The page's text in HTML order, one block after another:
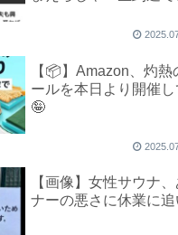
【📦】Amazon、灼熱
ールを本日より開催
🤪
【画像】女性サウナ
ナーの悪さに休業に